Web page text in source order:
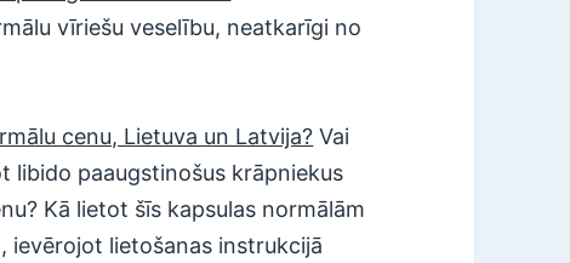
vīriešu veselību, neatkarīgi no
cenu, Lietuva un Latvija? Vai
libido paaugstinošus krāpniekus
Kā lietot šīs kapsulas normālām
ievērojot lietošanas instrukcijā